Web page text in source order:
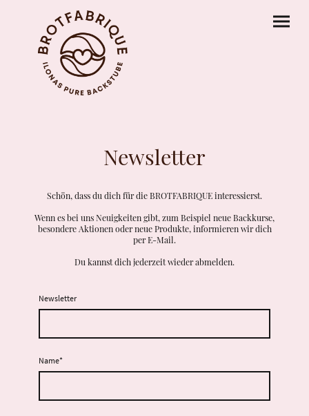
Newsletter
Schön, dass du dich für die BROTFABRIQUE interessierst.
Wenn es bei uns Neuigkeiten gibt, zum Beispiel neue Backkurse,
besondere Aktionen oder neue Produkte, informieren wir dich
per E-Mail.
Du kannst dich jederzeit wieder abmelden.
Newsletter
Name*